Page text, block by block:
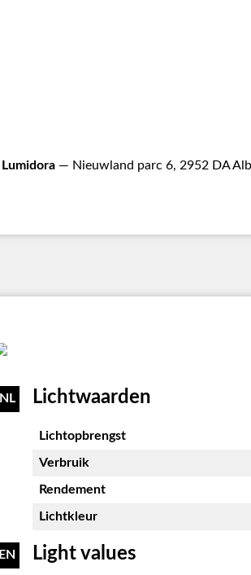
Lumidora — Nieuwland parc 6, 2952 DA
NL Lichtwaarden
Lichtopbrengst
Verbruik
Rendement
Lichtkleur
EN Light values